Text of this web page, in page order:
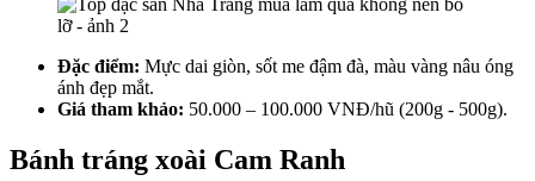
Đặc điểm: Mực dai giòn, sốt me đậm đà, màu vàng nâu óng
ánh đẹp mắt.
Giá tham khảo: 50.000 – 100.000 VNĐ/hũ (200g - 500g).
Bánh tráng xoài Cam Ranh